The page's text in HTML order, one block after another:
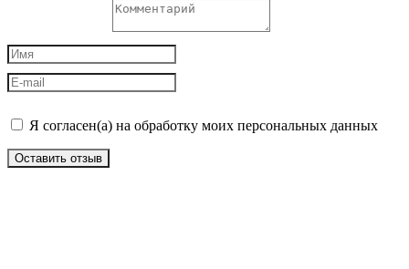
Я согласен(а) на обработку моих персональных данных
Оставить отзыв